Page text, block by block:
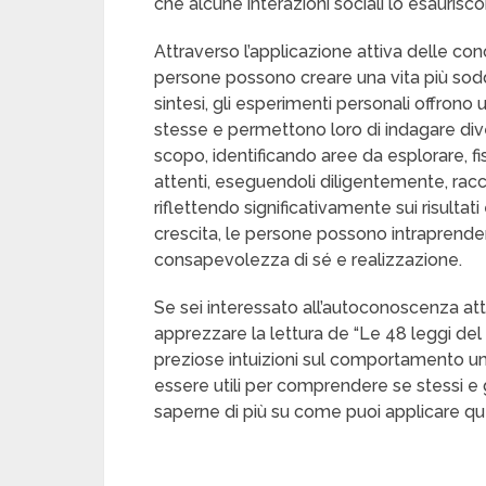
Attraverso l’applicazione attiva delle
persone possono creare una vita più
sintesi, gli esperimenti personali
stesse e permettono loro di indagare
scopo, identificando aree da esplorare,
attenti, eseguendoli diligentemente,
riflettendo significativamente sui
crescita, le persone possono
consapevolezza di sé e realizzazione.
Se sei interessato all’autoconoscenza
apprezzare la lettura de “Le 48 leggi
preziose intuizioni sul comportamento
essere utili per comprendere se stessi e
saperne di più su come puoi applicare